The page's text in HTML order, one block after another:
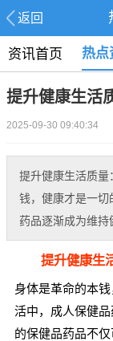
返回
资讯首页 热点
提升健康生活
2025-09-30 09:40:34
提升健康生活质
钱，健康才是一切
药品逐渐成为维持
提升健康生
身体是革命的本
活中，成人保健
的保健品药品不